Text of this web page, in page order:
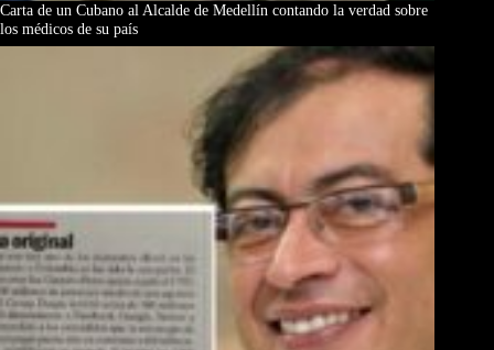
Carta de un Cubano al Alcalde de Medellín contando la verdad sobre
los médicos de su país